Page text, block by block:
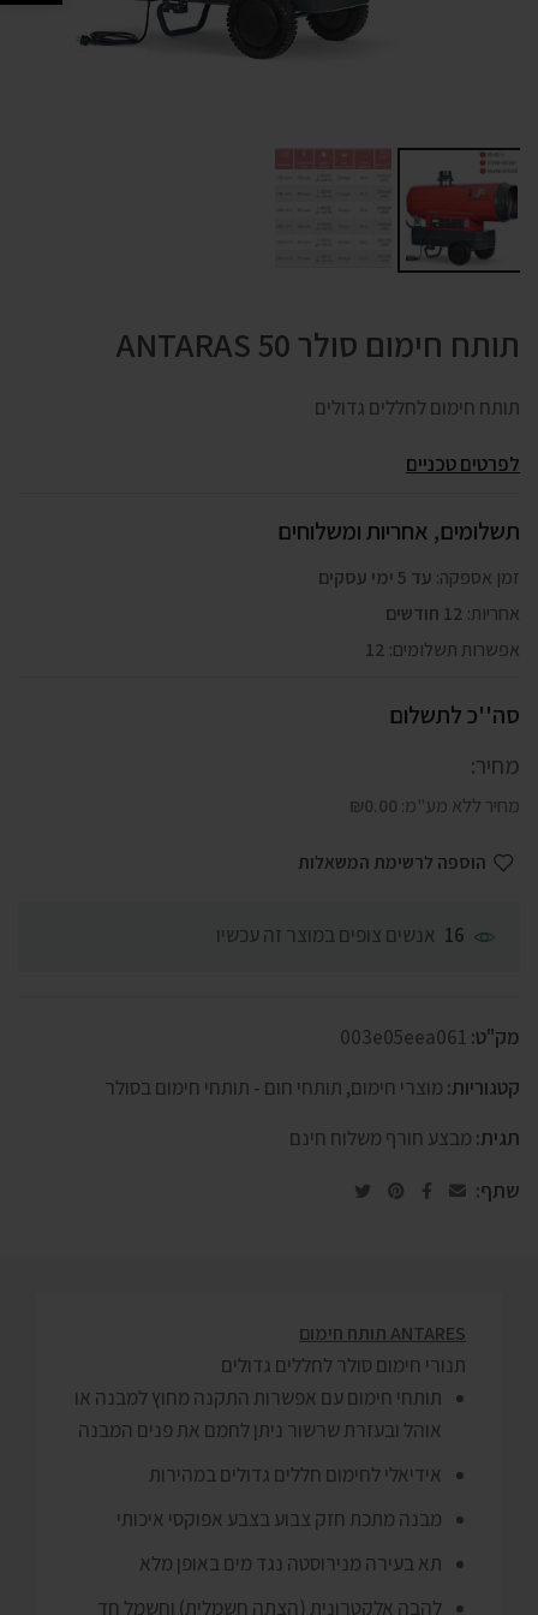
תותח חימום סולר ANTARAS 50
תותח חימום לחללים גדולים
לפרטים טכניים
תשלומים, אחריות ומשלוחים
זמן אספקה: עד 5 ימי עסקים
אחריות: 12 חודשים
אפשרות תשלומים: 12
סה''כ לתשלום
מחיר:
מחיר ללא מע"מ: ₪0.00
הוספה לרשימת המשאלות
16 אנשים צופים במוצר זה עכשיו
מק"ט: 003e05eea061
קטגוריות: מוצרי חימום, תותחי חום - תותחי חימום בסולר
תגית: מבצע חורף משלוח חינם
שתף:
ANTARES תותח חימום
תנורי חימום סולר לחללים גדולים
תותחי חימום עם אפשרות התקנה מחוץ למבנה או
אוהל ובעזרת שרשור ניתן לחמם את פנים המבנה
אידיאלי לחימום חללים גדולים במהירות
מבנה מתכת חזק צבוע בצבע אפוקסי איכותי
תא בעירה מנירוסטה נגד מים באופן מלא
להבה אלקטרונית (הצתה חשמלית) וחשמל חד